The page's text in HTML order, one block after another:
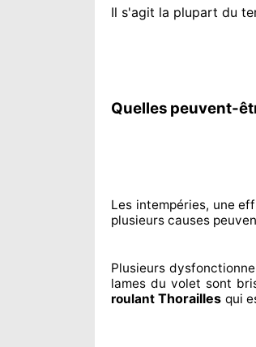
Il s'agit la plupart du
Quelles peuvent-
Les intempéries, une
plusieurs causes
Plusieurs
lames du volet sont
roulant Thorailles qui